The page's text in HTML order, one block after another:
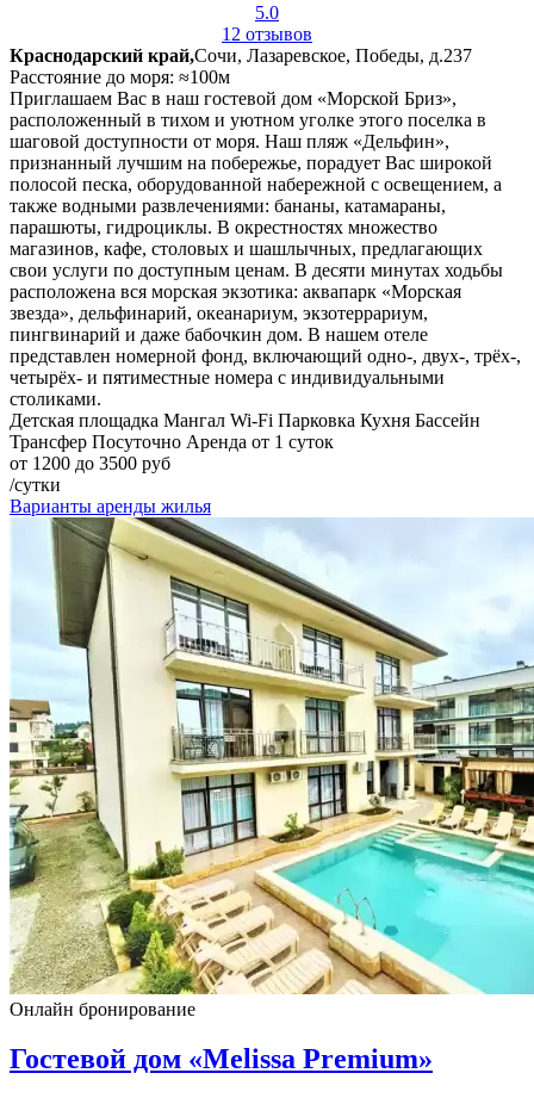
5.0
12 отзывов
Краснодарский край,Сочи, Лазаревское, Победы, д.237
Расстояние до моря: ≈100м
Приглашаем Вас в наш гостевой дом «Морской Бриз»,
расположенный в тихом и уютном уголке этого поселка в
шаговой доступности от моря. Наш пляж «Дельфин»,
признанный лучшим на побережье, порадует Вас широкой
полосой песка, оборудованной набережной с освещением, а
также водными развлечениями: бананы, катамараны,
парашюты, гидроциклы. В окрестностях множество
магазинов, кафе, столовых и шашлычных, предлагающих
свои услуги по доступным ценам. В десяти минутах ходьбы
расположена вся морская экзотика: аквапарк «Морская
звезда», дельфинарий, океанариум, экзотеррариум,
пингвинарий и даже бабочкин дом. В нашем отеле
представлен номерной фонд, включающий одно-, двух-, трёх-,
четырёх- и пятиместные номера с индивидуальными
столиками.
Детская площадка Мангал Wi-Fi Парковка Кухня Бассейн
Трансфер Посуточно Аренда от 1 суток
от 1200 до 3500 руб
/сутки
Варианты аренды жилья
Онлайн бронирование
Гостевой дом «Melissa Premium»